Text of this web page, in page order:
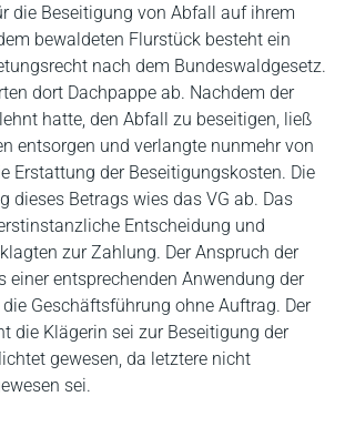
die Beseitigung von Abfall auf ihrem
bewaldeten Flurstück besteht ein
nach dem Bundeswaldgesetz.
dort Dachpappe ab. Nachdem der
hatte, den Abfall zu beseitigen, ließ
entsorgen und verlangte nunmehr von
Erstattung der Beseitigungskosten. Die
dieses Betrags wies das VG ab. Das
Entscheidung und
zur Zahlung. Der Anspruch der
einer entsprechenden Anwendung der
Geschäftsführung ohne Auftrag. Der
die Klägerin sei zur Beseitigung der
gewesen, da letztere nicht
sei.